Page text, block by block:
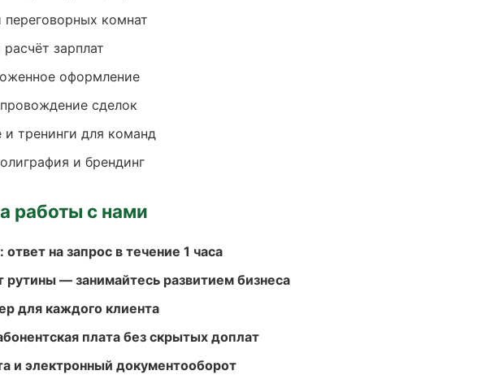
комнат
зарплат
оформление
сделок
и тренинги для команд
и брендинг
работы с нами
на запрос в течение 1 часа
— занимайтесь развитием бизнеса
для каждого клиента
плата без скрытых доплат
и электронный документооборот